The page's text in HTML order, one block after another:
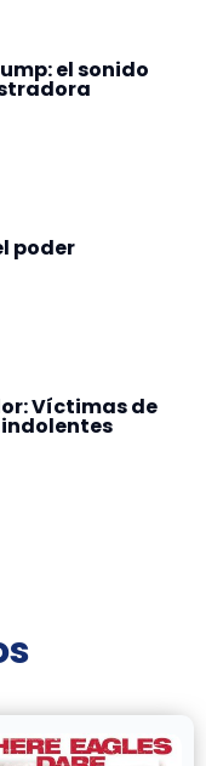
el sonido
poder
Víctimas de